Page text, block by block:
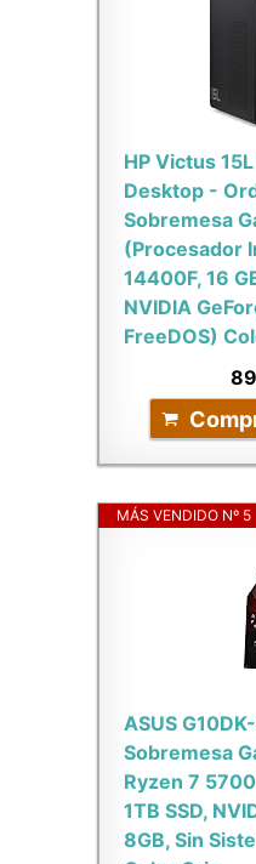
HP Victus
Desktop -
Sobremesa
(Procesador
14400F, 16
NVIDIA
FreeDOS)
MÁS VENDIDO Nº 5
ASUS
Sobremesa
Ryzen 7
1TB SSD,
8GB, Sin